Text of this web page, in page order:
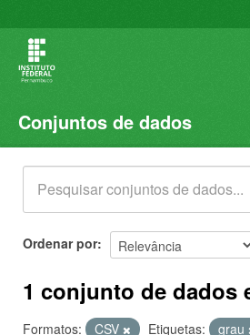
Conjuntos de dados
Organizações
Grupos
Sobre
Conjuntos de dados
Ordenar por
1 conjunto de dados
Formatos: CSV Etiquetas: grau